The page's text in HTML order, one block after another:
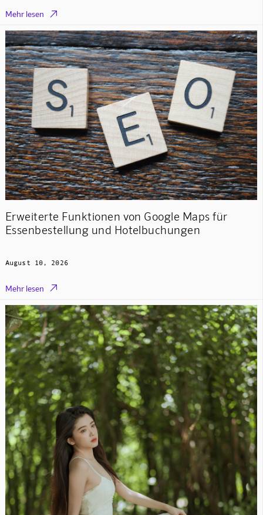
Mehr lesen 
Erweiterte Funktionen von Google Maps für
Essenbestellung und Hotelbuchungen
August 10, 2026
Mehr lesen 